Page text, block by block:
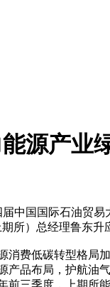
源产业
中国国际石油贸
所）总经理鲁东升
费低碳转型格
产品布局，护航油
三季度，上期所